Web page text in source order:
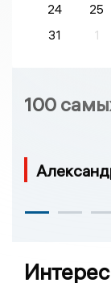
24
25
31
1
100